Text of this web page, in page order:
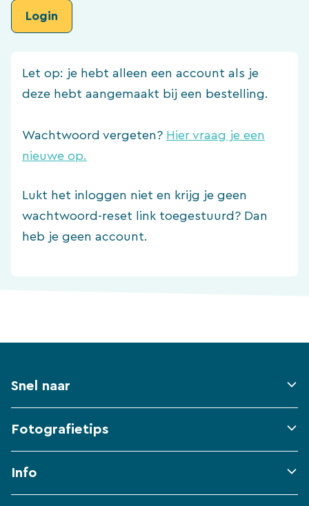
Let op: je hebt alleen een account als je
deze hebt aangemaakt bij een bestelling.
Wachtwoord vergeten? Hier vraag je een
nieuwe op.
Lukt het inloggen niet en krijg je geen
wachtwoord-reset link toegestuurd? Dan
heb je geen account.
Snel naar
Fotografietips
Info